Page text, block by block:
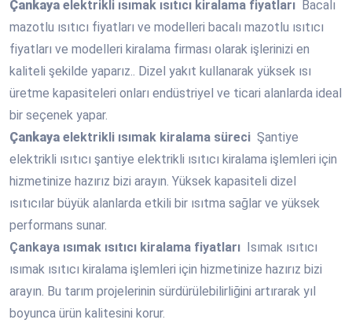
Çankaya elektrikli ısımak ısıtıcı kiralama fiyatları Bacalı
mazotlu ısıtıcı fiyatları ve modelleri bacalı mazotlu ısıtıcı
fiyatları ve modelleri kiralama firması olarak işlerinizi en
kaliteli şekilde yaparız.. Dizel yakıt kullanarak yüksek ısı
üretme kapasiteleri onları endüstriyel ve ticari alanlarda ideal
bir seçenek yapar.
Çankaya elektrikli ısımak kiralama süreci Şantiye
elektrikli ısıtıcı şantiye elektrikli ısıtıcı kiralama işlemleri için
hizmetinize hazırız bizi arayın. Yüksek kapasiteli dizel
ısıtıcılar büyük alanlarda etkili bir ısıtma sağlar ve yüksek
performans sunar.
Çankaya ısımak ısıtıcı kiralama fiyatları
Isımak ısıtıcı
ısımak ısıtıcı kiralama işlemleri için hizmetinize hazırız bizi
arayın. Bu tarım projelerinin sürdürülebilirliğini artırarak yıl
boyunca ürün kalitesini korur.